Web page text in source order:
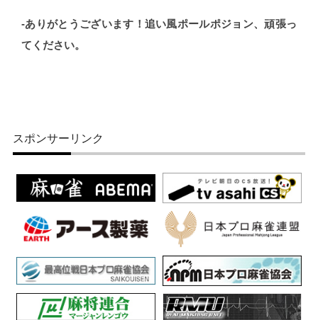
-ありがとうございます！追い風ポールポジョン、頑張っ
てください。
スポンサーリンク